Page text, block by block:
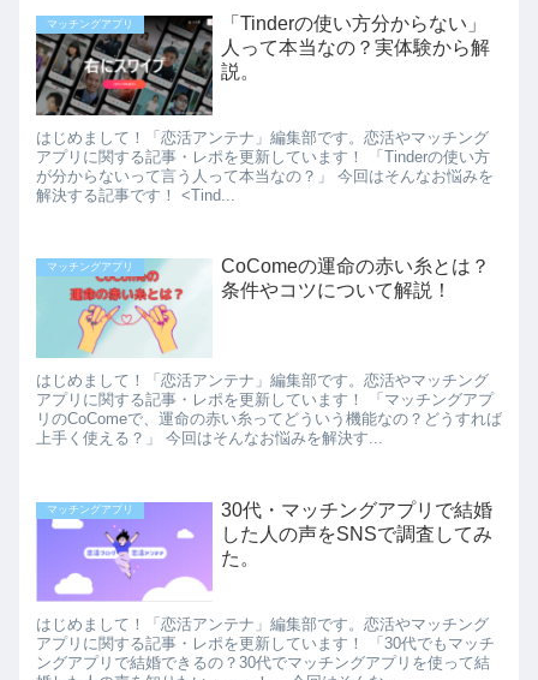
マッチングアプリ
「Tinderの使い方分からない」
人って本当なの？実体験から解
説。
はじめまして！「恋活アンテナ」編集部です。恋活やマッチング
アプリに関する記事・レポを更新しています！ 「Tinderの使い方
が分からないって言う人って本当なの？」 今回はそんなお悩みを
解決する記事です！ <Tind...
マッチングアプリ
CoComeの運命の赤い糸とは？
条件やコツについて解説！
はじめまして！「恋活アンテナ」編集部です。恋活やマッチング
アプリに関する記事・レポを更新しています！ 「マッチングアプ
リのCoComeで、運命の赤い糸ってどういう機能なの？どうすれば
上手く使える？」 今回はそんなお悩みを解決す...
マッチングアプリ
30代・マッチングアプリで結婚
した人の声をSNSで調査してみ
た。
はじめまして！「恋活アンテナ」編集部です。恋活やマッチング
アプリに関する記事・レポを更新しています！ 「30代でもマッチ
ングアプリで結婚できるの？30代でマッチングアプリを使って結